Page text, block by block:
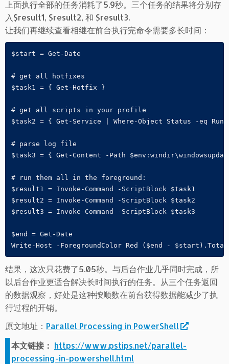
上面执行全部的任务消耗了5.9秒。三个任务的结果将分别存
入$result1, $result2, 和 $result3.
让我们再继续查看相继在前台执行完命令需要多长时间：
$start = Get-Date
# get all hotfixes
$task1 = { Get-Hotfix }
# get all scripts in your profile
$task2 = { Get-Service | Where-Object Status -eq
# parse log file
$task3 = { Get-Content -Path
# run them all in the foreground:
$result1 = Invoke-Command -ScriptBlock $task1
$result2 = Invoke-Command -ScriptBlock $task2
$result3 = Invoke-Command -ScriptBlock $task3
$end = Get-Date
Write-Host -ForegroundColor Red ($end -
结果，这次只花费了5.05秒。与后台作业几乎同时完成，所
以后台作业更适合解决长时间执行的任务。从三个任务返回
的数据观察，好处是这种按顺数在前台获得数据能减少了执
行过程的开销。
原文地址： Parallel Processing in PowerShell
本文链接： https://www.pstips.net/parallel-
processing-in-powershell.html